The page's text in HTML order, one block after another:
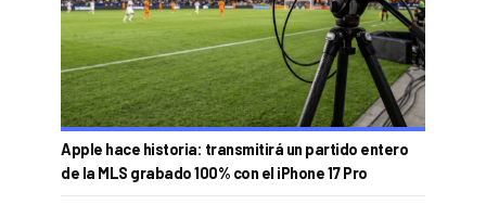
Apple hace historia: transmitirá un partido entero
de la MLS grabado 100% con el iPhone 17 Pro